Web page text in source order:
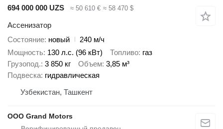
694 000 000 UZS
≈ 50 610 € ≈ 58 470 $
Ассенизатор
Состояние новый
240 м/ч
Мощность 130 л.с. (96 кВт) Топливо газ
Грузопод. 3 850 кг Объем 3,85 м³
Подвеска гидравлическая
Узбекистан, Ташкент
OOO Grand Motors